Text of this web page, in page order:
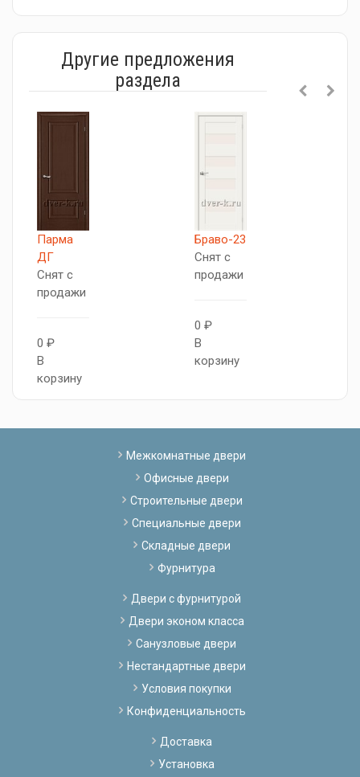
Другие предложения
раздела
Парма
ДГ
Снят с
продажи
0 ₽
В
корзину
Браво-23
Снят с
продажи
0 ₽
В
корзину
Межкомнатные двери
Офисные двери
Строительные двери
Специальные двери
Складные двери
Фурнитура
Двери с фурнитурой
Двери эконом класса
Санузловые двери
Нестандартные двери
Условия покупки
Конфиденциальность
Доставка
Установка